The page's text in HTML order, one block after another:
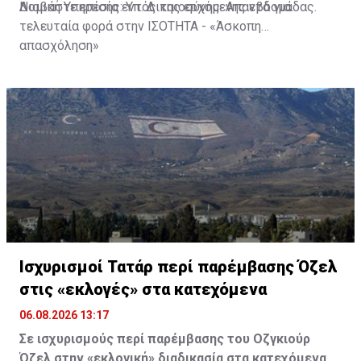
Νομική Υπηρεσία εντός της ερχόμενης εβδομάδας.
Διαβάστε επίσης:Υπ. Δικαιοσύνης: Απαντά για
τελευταία φορά στην ΙΣΟΤΗΤΑ - «Άσκοπη
απασχόληση»
Ισχυρισμοί Τατάρ περί παρέμβασης Όζελ
στις «εκλογές» στα κατεχόμενα
06.08.2026 13:17
Σε ισχυρισμούς περί παρέμβασης του Οζγκιούρ